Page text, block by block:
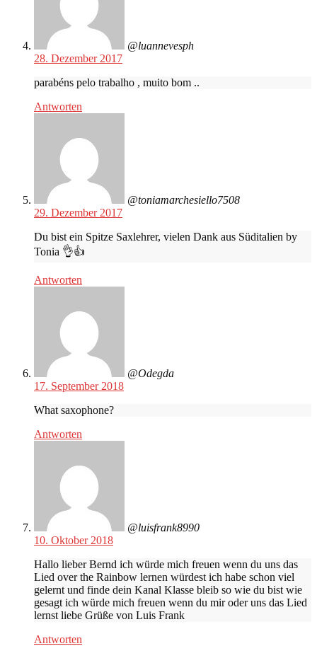
@luannevesph
28. Dezember 2017
parabéns pelo trabalho , muito bom ..
Antworten
@toniamarchesiello7508
29. Dezember 2017
Du bist ein Spitze Saxlehrer, vielen Dank aus Süditalien by
Tonia 👌👍
Antworten
@Odegda
17. September 2018
What saxophone?
Antworten
@luisfrank8990
10. Oktober 2018
Hallo lieber Bernd ich würde mich freuen wenn du uns das
Lied over the Rainbow lernen würdest ich habe schon viel
gelernt und finde dein Kanal Klasse bleib so wie du bist wie
gesagt ich würde mich freuen wenn du mir oder uns das Lied
lernst liebe Grüße von Luis Frank
Antworten